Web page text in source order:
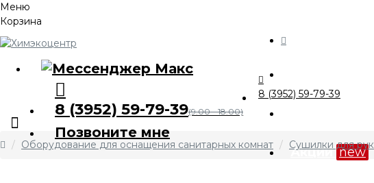
Меню
Корзина
8 (3952) 59-79-39(9.00 - 18.00)
Позвоните мне
Акции new
8 (3952) 59-79-39
Оборудование для оснащения санитарных комнат Сушилки для рук